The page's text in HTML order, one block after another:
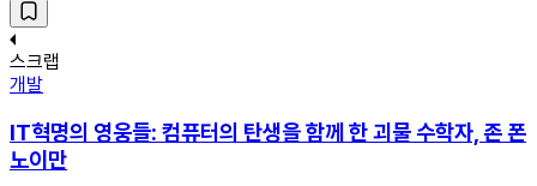
스크랩
개발
IT혁명의 영웅들: 컴퓨터의 탄생을 함께 한 괴물 수학자, 존 폰
노이만